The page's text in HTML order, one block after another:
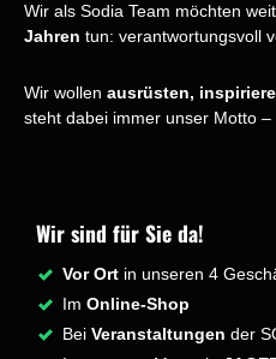
Wir als Sodia Team möchten
Jahren tun: verantwortungsvoll
Wir wollen ausrüsten,
steht dabei immer unser Motto –
Wir sind für Sie da!
Vor Ort in unseren 4
Im Online-Shop
Bei Veranstaltungen der